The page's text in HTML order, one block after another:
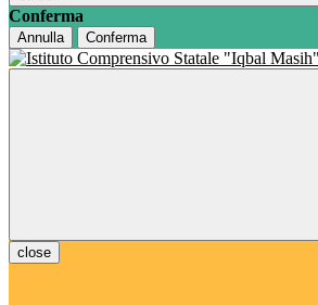
Conferma
Annulla Conferma
close